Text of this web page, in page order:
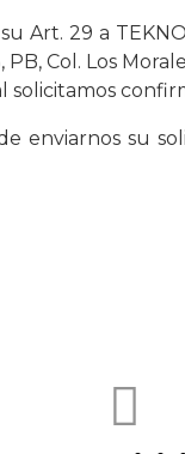
29 a
Col. Los
solicitamos
enviarnos su